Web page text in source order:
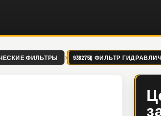
ФИЛЬТРЫ 938275Q ФИЛЬТР